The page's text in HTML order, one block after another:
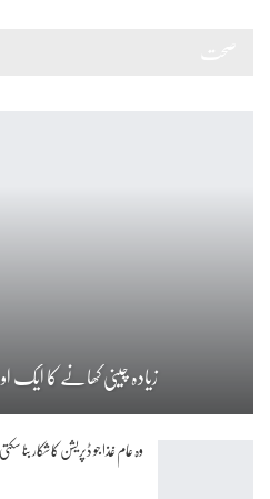
زیادہ چینی کھانے کا ایک
وہ عام غذا جو ڈپریشن کا شکار بنا